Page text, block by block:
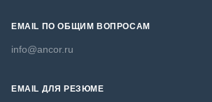
EMAIL ПО ОБЩИМ ВОПРОСАМ
info@ancor.ru
EMAIL ДЛЯ РЕЗЮМЕ